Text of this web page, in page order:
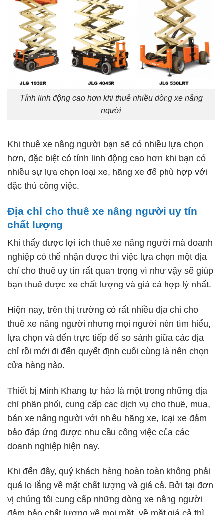
Tính linh động cao hơn khi thuê nhiều dòng xe nâng
người
Khi thuê xe nâng người bạn sẽ có nhiều lựa chọn
hơn, đặc biệt có tính linh động cao hơn khi bạn có
nhiều sự lựa chọn loại xe, hãng xe để phù hợp với
đặc thù công việc.
Địa chỉ cho thuê xe nâng người uy tín
chất lượng
Khi thấy được lợi ích thuê xe nâng người mà doanh
nghiệp có thể nhận được thì việc lựa chọn một địa
chỉ cho thuê uy tín rất quan trọng vì như vậy sẽ giúp
bạn thuê được xe chất lượng và giá cả hợp lý nhất.
Hiện nay, trên thị trường có rất nhiều địa chỉ cho
thuê xe nâng người nhưng mọi người nên tìm hiểu,
lựa chọn và đến trực tiếp để so sánh giữa các địa
chỉ rồi mới đi đến quyết định cuối cùng là nên chọn
cửa hàng nào.
Thiết bị Minh Khang tự hào là một trong những địa
chỉ phân phối, cung cấp các dịch vụ cho thuê, mua,
bán xe nâng người với nhiều hãng xe, loại xe đảm
bảo đáp ứng được nhu cầu công việc của các
doanh nghiệp hiện nay.
Khi đến đây, quý khách hàng hoàn toàn không phải
quá lo lắng về mặt chất lượng và giá cả. Bởi tại đơn
vị chúng tôi cung cấp những dòng xe nâng người
đảm bảo chất lượng về mọi mặt, về mặt giá cả thì